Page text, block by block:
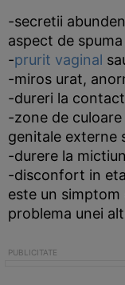
-secretii
aspect de
-prurit vaginal
-miros urat,
-dureri la
-zone de
genitale externe
-durere la
-disconfort in
este un
problema unei